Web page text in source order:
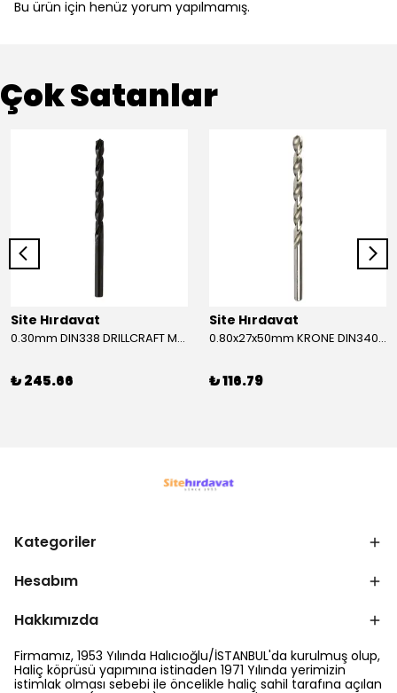
Bu ürün için henüz yorum yapılmamış.
Çok Satanlar
Site Hırdavat
0.30mm DIN338 DRILLCRAFT MATKAP UCU HSS 10 Adet
₺ 245.66
Site Hırdavat
0.80x27x50mm KRONE DIN340 UZUN MATKAP UCU HSS 10 Adet
₺ 116.79
Kategoriler
Hesabım
Hakkımızda
Firmamız, 1953 Yılında Halıcıoğlu/İSTANBUL'da kurulmuş olup,
Haliç köprüsü yapımına istinaden 1971 Yılında yerimizin
istimlak olması sebebi ile öncelikle haliç sahil tarafına açılan